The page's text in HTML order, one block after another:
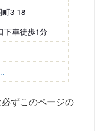
3-18
下車徒歩1分
ずこのページの